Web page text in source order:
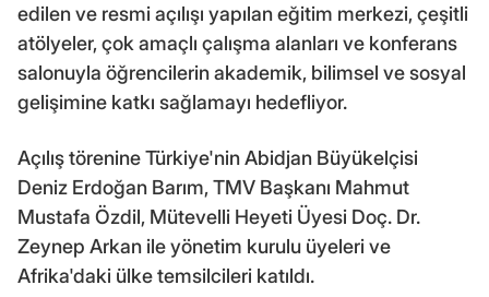
edilen ve resmi açılışı yapılan eğitim merkezi, çeşitli
atölyeler, çok amaçlı çalışma alanları ve konferans
salonuyla öğrencilerin akademik, bilimsel ve sosyal
gelişimine katkı sağlamayı hedefliyor.
Açılış törenine Türkiye'nin Abidjan Büyükelçisi
Deniz Erdoğan Barım, TMV Başkanı Mahmut
Mustafa Özdil, Mütevelli Heyeti Üyesi Doç. Dr.
Zeynep Arkan ile yönetim kurulu üyeleri ve
Afrika'daki ülke temsilcileri katıldı.